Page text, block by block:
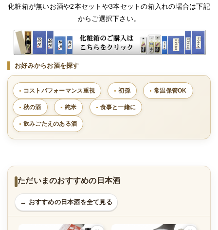
化粧箱が無いお酒や2本セットや3本セットの箱入れの場合は下記
からご選択下さい。
お好みからお酒を探す
コストパフォーマンス重視 初孫 常温保管OK
秋の酒 純米 食事と一緒に
飲みごたえのある酒
ただいまのおすすめの日本酒
→ おすすめの日本酒を全て見る